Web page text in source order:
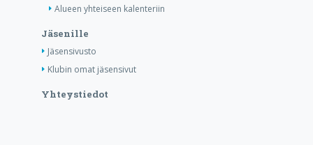
Alueen yhteiseen kalenteriin
Jäsenille
Jäsensivusto
Klubin omat jäsensivut
Yhteystiedot